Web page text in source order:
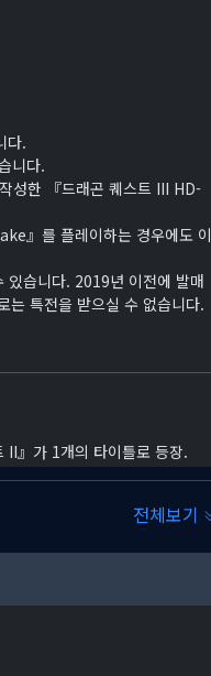
다.
니다.
성한 『드래곤 퀘스트 III HD-
』를 플레이하는 경우에도 이
습니다. 2019년 이전에 발매
특전을 받으실 수 없습니다.
II』가 1개의 타이틀로 등장.
전체보기